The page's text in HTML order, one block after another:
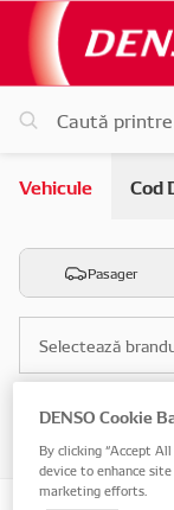
Vehicule Cod
Pasager
Selectează
Selectează
DENSO Cookie
By clicking “Accept
device to enhance
marketing efforts.